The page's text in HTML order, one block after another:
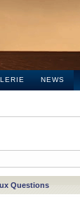
NEWS
Questions